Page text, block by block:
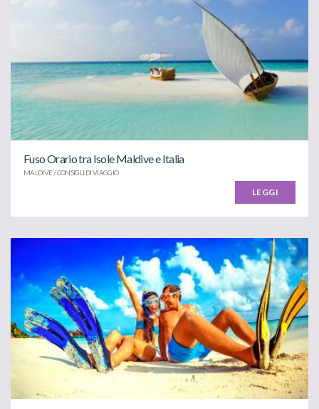
Fuso Orario tra Isole Maldive e Italia
MALDIVE / CONSIGLI DI VIAGGIO
LEGGI